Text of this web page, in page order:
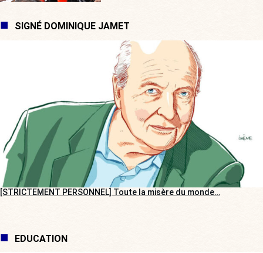
SIGNÉ DOMINIQUE JAMET
[STRICTEMENT PERSONNEL] Toute la misère du monde…
EDUCATION